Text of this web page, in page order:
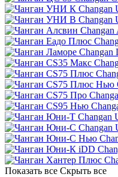
Changan
Changan
Changan
Changan
Changan
Changan
Показать все Скрыть все